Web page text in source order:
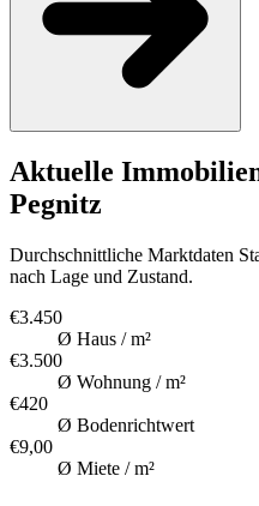
Aktuelle
Pegnitz
Durchschnittliche Marktdaten
nach Lage und Zustand.
€3.450
Ø Haus / m²
€3.500
Ø Wohnung / m²
€420
Ø Bodenrichtwert
€9,00
Ø Miete / m²